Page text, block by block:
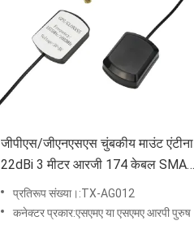
जीपीएस/जीएनएसएस चुंबकीय माउंट एंटीना
22dBi 3 मीटर आरजी 174 केबल SMA
पुरुष कनेक्टर के साथ
प्रतिरूप संख्या।:TX-AG012
कनेक्टर प्रकार:एसएमए या एसएमए आरपी पुरुष